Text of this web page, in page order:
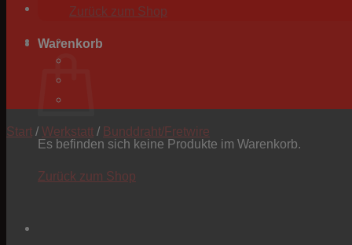
Zurück zum Shop
Warenkorb
Es befinden sich keine Produkte im Warenkorb.
Zurück zum Shop
Start / Werkstatt / Bunddraht/Fretwire